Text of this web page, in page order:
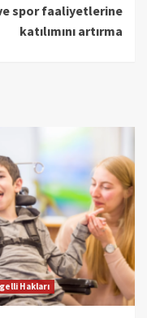
spor faaliyetlerine
katılımını artırma
Hakları